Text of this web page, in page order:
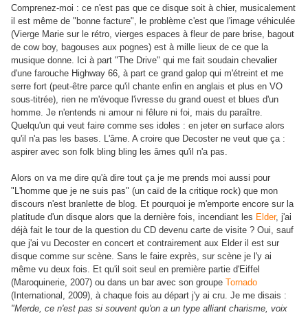
Comprenez-moi : ce n'est pas que ce disque soit à chier, musicalement
il est même de "bonne facture", le problème c'est que l'image véhiculée
(Vierge Marie sur le rétro, vierges espaces à fleur de pare brise, bagout
de cow boy, bagouses aux pognes) est à mille lieux de ce que la
musique donne. Ici à part "The Drive" qui me fait soudain chevalier
d'une farouche Highway 66, à part ce grand galop qui m'étreint et me
serre fort (peut-être parce qu'il chante enfin en anglais et plus en VO
sous-titrée), rien ne m'évoque l'ivresse du grand ouest et blues d'un
homme. Je n'entends ni amour ni fêlure ni foi, mais du paraître.
Quelqu'un qui veut faire comme ses idoles : en jeter en surface alors
qu'il n'a pas les bases. L'âme. A croire que Decoster ne veut que ça :
aspirer avec son folk bling bling les âmes qu'il n'a pas.
Alors on va me dire qu'à dire tout ça je me prends moi aussi pour
"L'homme que je ne suis pas" (un caïd de la critique rock) que mon
discours n'est branlette de blog. Et pourquoi je m'emporte encore sur la
platitude d'un disque alors que la dernière fois, incendiant les Elder, j'ai
déjà fait le tour de la question du CD devenu carte de visite ? Oui, sauf
que j'ai vu Decoster en concert et contrairement aux Elder il est sur
disque comme sur scène. Sans le faire exprès, sur scène je l'y ai
même vu deux fois. Et qu'il soit seul en première partie d'Eiffel
(Maroquinerie, 2007) ou dans un bar avec son groupe Tornado
(International, 2009), à chaque fois au départ j'y ai cru. Je me disais :
"Merde, ce n'est pas si souvent qu'on a un type alliant charisme, voix